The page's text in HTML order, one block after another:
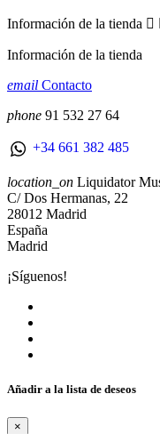
Información de la tienda 
Información de la tienda
email Contacto
phone 91 532 27 64
+34 661 382 485
location_on Liquidator
C/ Dos Hermanas, 22
28012 Madrid
España
Madrid
¡Síguenos!
Añadir a la lista de deseos
×